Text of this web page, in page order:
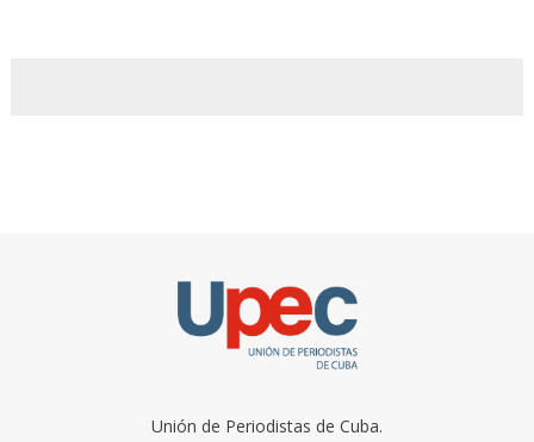
Unión de Periodistas de Cuba.